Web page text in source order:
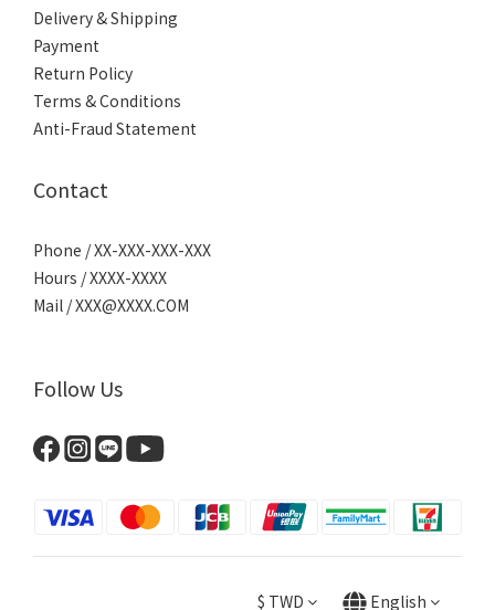
Delivery & Shipping
Payment
Return Policy
Terms & Conditions
Anti-Fraud Statement
Contact
Phone / XX-XXX-XXX-XXX
Hours / XXXX-XXXX
Mail / XXX@XXXX.COM
Follow Us
$ TWD English